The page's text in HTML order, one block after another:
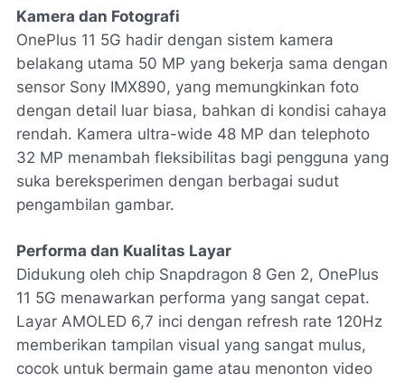
Kamera dan Fotografi
OnePlus 11 5G hadir dengan sistem kamera
belakang utama 50 MP yang bekerja sama dengan
sensor Sony IMX890, yang memungkinkan foto
dengan detail luar biasa, bahkan di kondisi cahaya
rendah. Kamera ultra-wide 48 MP dan telephoto
32 MP menambah fleksibilitas bagi pengguna yang
suka bereksperimen dengan berbagai sudut
pengambilan gambar.
Performa dan Kualitas Layar
Didukung oleh chip Snapdragon 8 Gen 2, OnePlus
11 5G menawarkan performa yang sangat cepat.
Layar AMOLED 6,7 inci dengan refresh rate 120Hz
memberikan tampilan visual yang sangat mulus,
cocok untuk bermain game atau menonton video